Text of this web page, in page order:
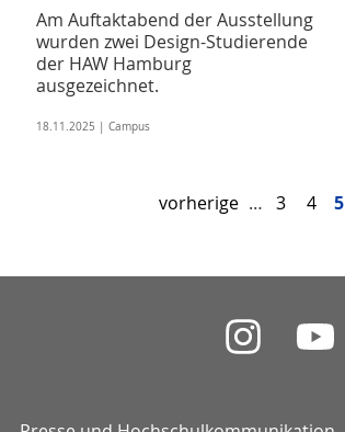
Am Auftaktabend der Ausstellung
wurden zwei Design-Studierende
der HAW Hamburg
ausgezeichnet.
18.11.2025 | Campus
vorherige … 3 4 5